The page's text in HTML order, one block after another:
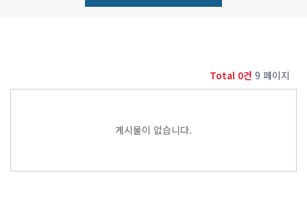
Total 0건 9 페이지
게시물이 없습니다.